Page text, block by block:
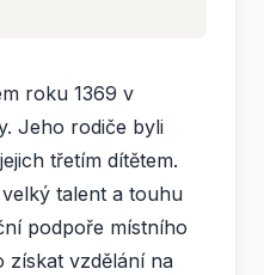
roku 1369 v
Jeho rodiče byli
třetím dítětem.
talent a touhu
podpoře místního
získat vzdělání na